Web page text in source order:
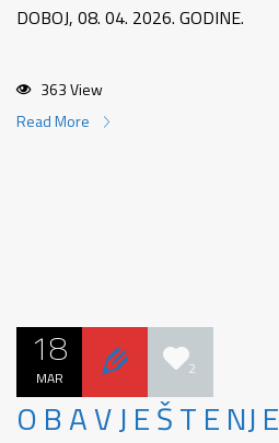
DOBOJ, 08. 04. 2026. GODINE.
363 View
Read More
18
MAR 2
O B A V J E Š T E NJ E